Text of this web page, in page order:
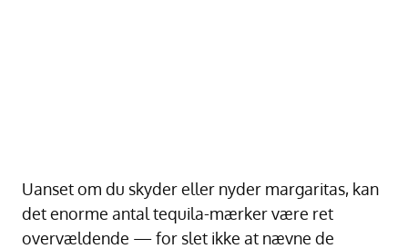
Uanset om du skyder eller nyder margaritas, kan
det enorme antal tequila-mærker være ret
overvældende — for slet ikke at nævne de